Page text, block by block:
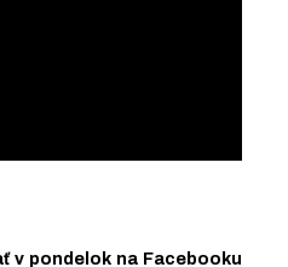
v pondelok na Facebooku